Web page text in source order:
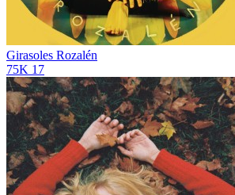
Girasoles Rozalén
75K 17